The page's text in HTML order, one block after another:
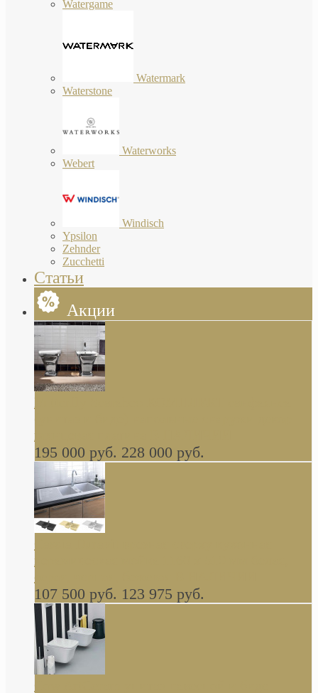
Watergame
Watermark
Waterstone
Waterworks
Webert
Windisch
Ypsilon
Zehnder
Zucchetti
Статьи
Акции
Butterfly Scarabeo КОМПЛЕКТ санфаянса
глянцевая платина В НАЛИЧИИ
195 000 руб. 228 000 руб.
керамическая мойка 1160 x 510 мм белая,
серая, черная, бежевая В НАЛИЧИИ
107 500 руб. 123 975 руб.